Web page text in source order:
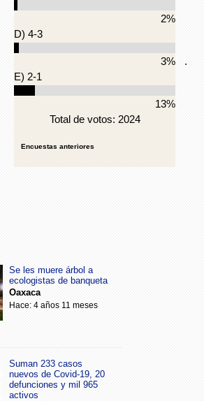
2%
D) 4-3
3%
E) 2-1
13%
Total de votos: 2024
Encuestas anteriores
Se les muere árbol a
ecologistas de banqueta
Oaxaca
Hace: 4 años 11 meses
Suman 233 casos
nuevos de Covid-19, 20
defunciones y mil 965
activos
.